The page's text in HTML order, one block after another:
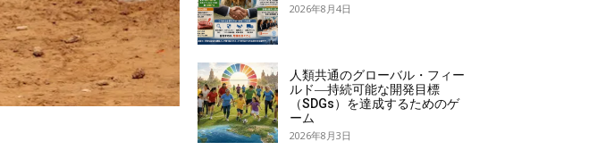
2026年8月4日
人類共通のグローバル・フィー
ルド―持続可能な開発目標
（SDGs）を達成するためのゲ
ーム
2026年8月3日